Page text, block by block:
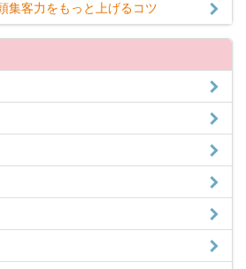
集客力をもっと上げるコツ